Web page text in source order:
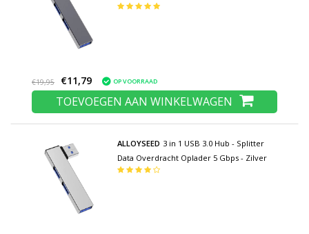
€19,95 €11,79 OP VOORRAAD
TOEVOEGEN AAN WINKELWAGEN
ALLOYSEED 3 in 1 USB 3.0 Hub - Splitter
Data Overdracht Oplader 5 Gbps - Zilver